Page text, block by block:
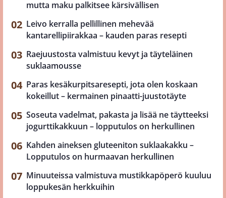
mutta maku palkitsee kärsivällisen
Leivo kerralla pellillinen mehevää
kantarellipiirakkaa – kauden paras resepti
Raejuustosta valmistuu kevyt ja täyteläinen
suklaamousse
Paras kesäkurpitsaresepti, jota olen koskaan
kokeillut – kermainen pinaatti-juustotäyte
Soseuta vadelmat, pakasta ja lisää ne täytteeksi
jogurttikakkuun – lopputulos on herkullinen
Kahden aineksen gluteeniton suklaakakku –
Lopputulos on hurmaavan herkullinen
Minuuteissa valmistuva mustikkapöperö kuuluu
loppukesän herkkuihin